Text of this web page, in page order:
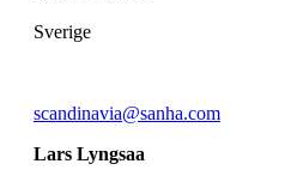
Sverige
scandinavia@sanha.com
Lars Lyngsaa